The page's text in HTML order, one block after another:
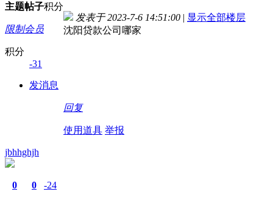
主题帖子积分
限制会员
积分
-31
发消息
发表于 2023-7-6 14:51:00 | 显示全部楼层
沈阳贷款公司哪家
回复
使用道具 举报
jbhhghjh
0 0 -24